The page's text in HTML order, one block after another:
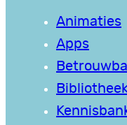
Animaties
Apps